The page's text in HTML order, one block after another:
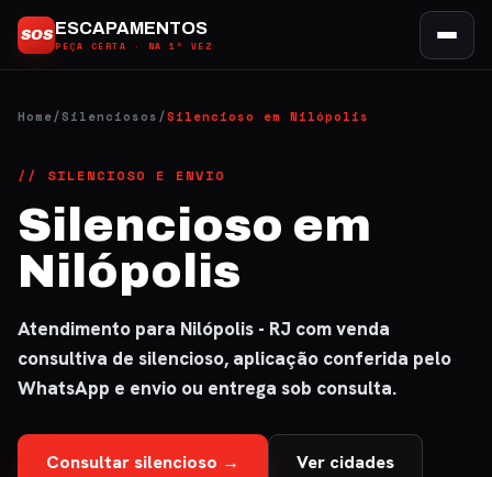
paraSOS ESCAPAMENTOS
PEÇA CERTA · NA 1ª VEZ
Home/Silenciosos/Silencioso em Nilópolis
// SILENCIOSO E ENVIO
Silencioso em
Nilópolis
Atendimento para Nilópolis - RJ com venda
consultiva de silencioso, aplicação conferida pelo
WhatsApp e envio ou entrega sob consulta.
Consultar silencioso → Ver cidades